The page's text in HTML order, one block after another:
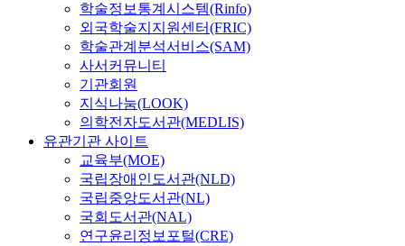
학술정보통계시스템(Rinfo)
외국학술지지원센터(FRIC)
학술관계분석서비스(SAM)
사서커뮤니티
기관회원
지식나눔(LOOK)
의학전자도서관(MEDLIS)
유관기관 사이트
교육부(MOE)
국립장애인도서관(NLD)
국립중앙도서관(NL)
국회도서관(NAL)
연구윤리정보포털(CRE)